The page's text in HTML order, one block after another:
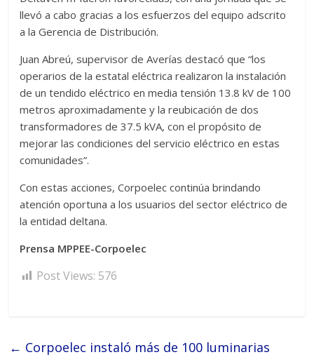
llevó a cabo gracias a los esfuerzos del equipo adscrito
a la Gerencia de Distribución.
Juan Abreú, supervisor de Averías destacó que “los
operarios de la estatal eléctrica realizaron la instalación
de un tendido eléctrico en media tensión 13.8 kV de 100
metros aproximadamente y la reubicación de dos
transformadores de 37.5 kVA, con el propósito de
mejorar las condiciones del servicio eléctrico en estas
comunidades”.
Con estas acciones, Corpoelec continúa brindando
atención oportuna a los usuarios del sector eléctrico de
la entidad deltana.
Prensa MPPEE-Corpoelec
Post Views: 576
← Corpoelec instaló más de 100 luminarias